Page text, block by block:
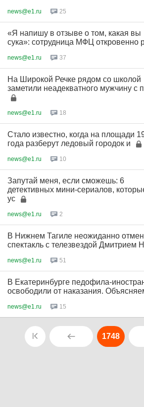
news@e1.ru 25
«Я напишу в отзыве о том, какая вы
сука»: сотрудница МФЦ откровенно
news@e1.ru 37
На Широкой Речке рядом со школой
заметили неадекватного мужчину с
news@e1.ru 18
Стало известно, когда на площади
года разберут ледовый городок и
news@e1.ru 10
Запутай меня, если сможешь: 6
детективных мини-сериалов,
ус
news@e1.ru 2
В Нижнем Тагиле неожиданно
спектакль с телезвездой Дмитрием Н
news@e1.ru 51
В Екатеринбурге педофила-
освободили от наказания.
news@e1.ru 15
1748